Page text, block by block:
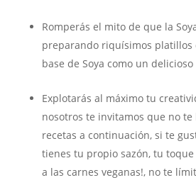
Romperás el mito de que la
preparando riquísimos platillos
base de Soya como un
Explotarás al máximo tu
nosotros te invitamos que no te
recetas a continuación, si te
tienes tu propio sazón, tu toque
a las carnes veganas!, no te